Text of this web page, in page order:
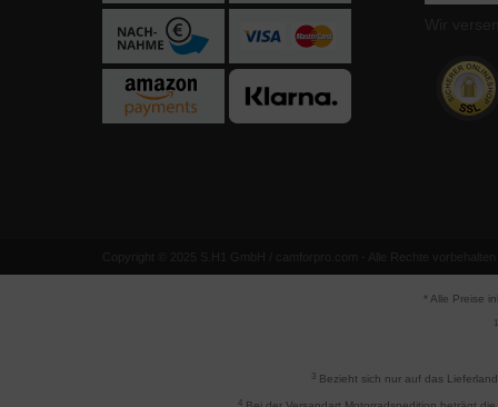
Copyright © 2025 S.H1 GmbH / camforpro.com - Alle Rechte vorbehalten
* Alle Preise
3 Bezieht sich nur auf das
4